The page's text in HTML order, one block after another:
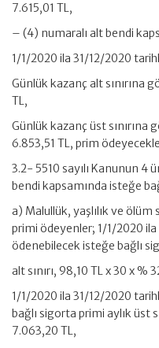
7.615,01 TL,
– (4) numaralı alt bendi
1/1/2020 ila 31/12/2020
Günlük kazanç alt sınırına
TL,
Günlük kazanç üst sınırına
6.853,51 TL, prim
3.2- 5510 sayılı Kanunun 4
bendi kapsamında isteğe
a) Malullük, yaşlılık ve ölüm
primi ödeyenler; 1/1/2020
ödenebilecek isteğe bağlı
alt sınırı, 98,10 TL x 30 x %
1/1/2020 ila 31/12/2020
bağlı sigorta primi aylık üst
7.063,20 TL,